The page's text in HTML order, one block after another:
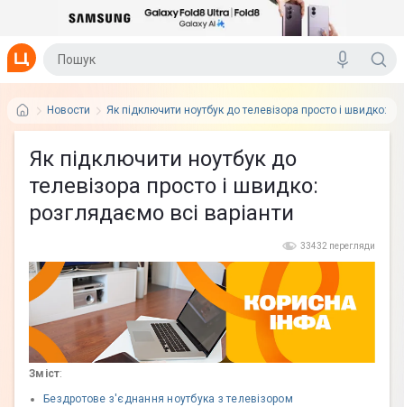
Новости Як підключити ноутбук до телевізора просто і швидко:
Як підключити ноутбук до
телевізора просто і швидко:
розглядаємо всі варіанти
33432 перегляди
Зміст:
Бездротове з'єднання ноутбука з телевізором